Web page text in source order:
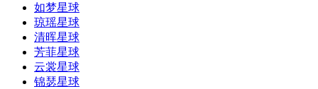
如梦星球
琼瑶星球
清晖星球
芳菲星球
云裳星球
锦瑟星球